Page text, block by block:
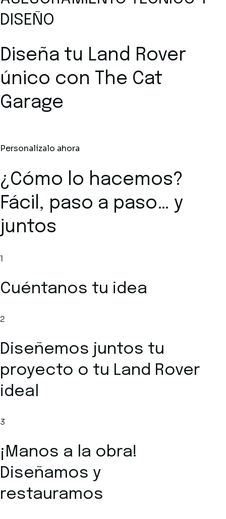
DISEÑO
Diseña tu Land Rover
único con The Cat
Garage
Personalízalo ahora
¿Cómo lo hacemos?
Fácil, paso a paso… y
juntos
1
Cuéntanos tu idea
2
Diseñemos juntos tu
proyecto o tu Land Rover
ideal
3
¡Manos a la obra!
Diseñamos y
restauramos